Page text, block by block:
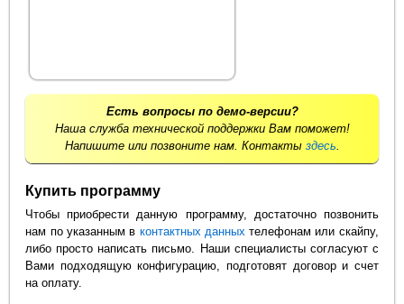
Есть вопросы по демо-версии?
Наша служба технической поддержки Вам поможет!
Напишите или позвоните нам. Контакты здесь
Купить программу
Чтобы приобрести данную программу, достаточно позвонить
нам по указанным в контактных данных телефонам или скайпу,
либо просто написать письмо. Наши специалисты согласуют с
Вами подходящую конфигурацию, подготовят договор и счет
на оплату.